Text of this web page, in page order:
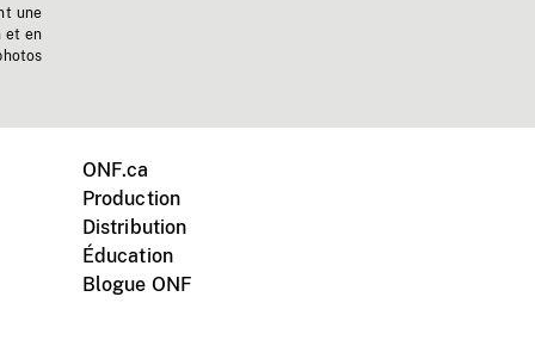
une
et en
ONF.ca
Production
Distribution
Éducation
Blogue ONF